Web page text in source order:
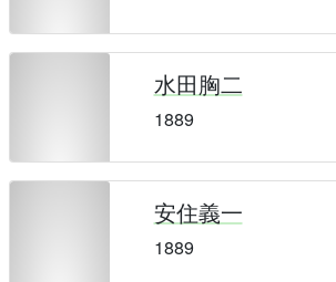
水田胸二
1889
安住義一
1889